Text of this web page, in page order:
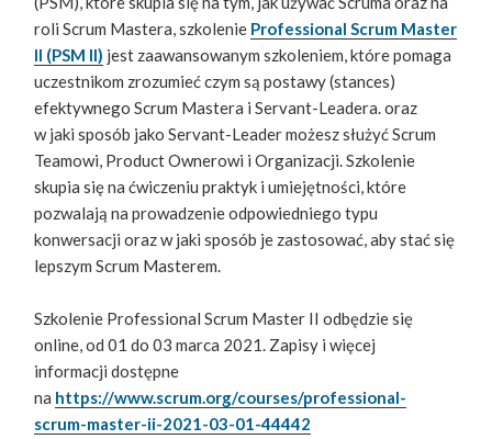
roli Scrum Mastera, szkolenie Professional Scrum Master
II (PSM II) jest zaawansowanym szkoleniem, które pomaga
uczestnikom zrozumieć czym są postawy (stances)
efektywnego Scrum Mastera i Servant-Leadera. oraz
w jaki sposób jako Servant-Leader możesz służyć Scrum
Teamowi, Product Ownerowi i Organizacji. Szkolenie
skupia się na ćwiczeniu praktyk i umiejętności, które
pozwalają na prowadzenie odpowiedniego typu
konwersacji oraz w jaki sposób je zastosować, aby stać się
lepszym Scrum Masterem.
Szkolenie Professional Scrum Master II odbędzie się
online, od 01 do 03 marca 2021. Zapisy i więcej
informacjidostępne
na https://www.scrum.org/courses/professional-
scrum-master-ii-2021-03-01-44442